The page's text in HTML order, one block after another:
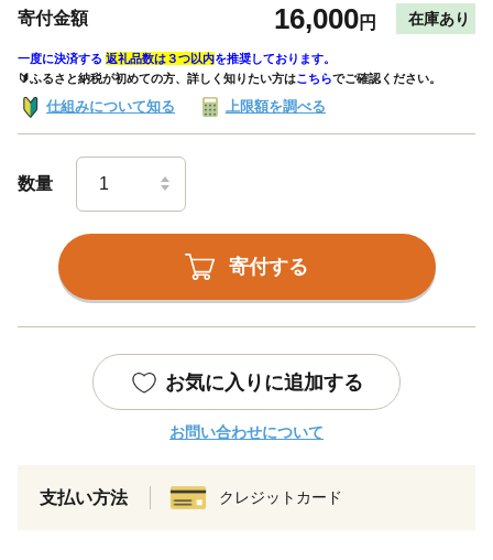
寄付金額 16,000円 在庫あり
一度に決済する 返礼品数は３つ以内を推奨しております。
🔰ふるさと納税が初めての方、詳しく知りたい方はこちらでご確認ください。
仕組みについて知る 上限額を調べる
数量
寄付する
お気に入りに追加する
お問い合わせについて
支払い方法 クレジットカード